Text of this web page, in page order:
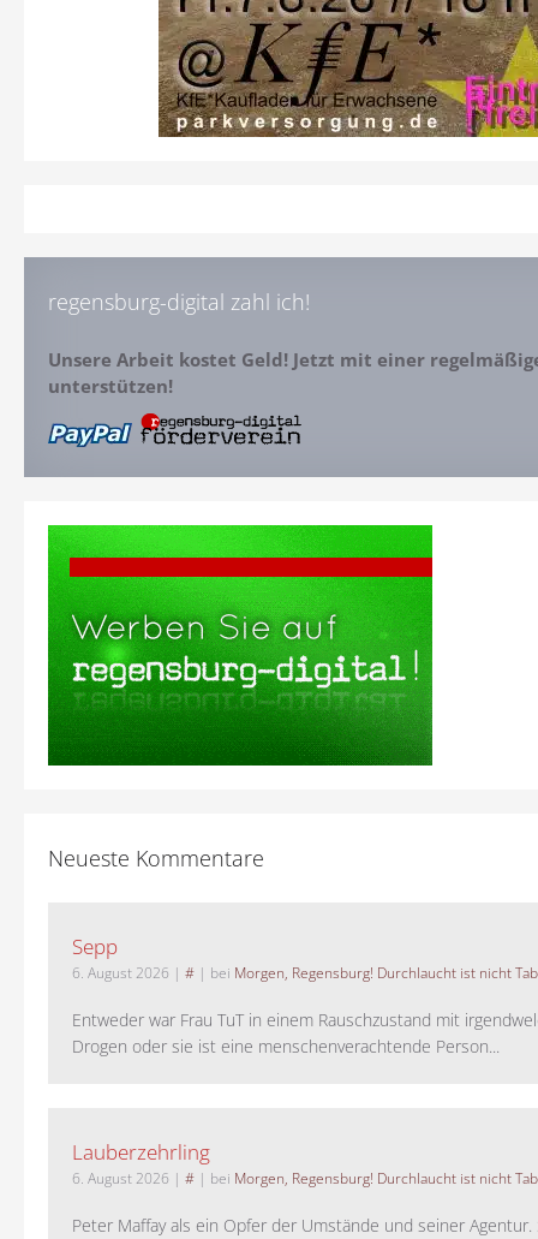
regensburg-digital zahl ich!
Unsere Arbeit kostet Geld! Jetzt mit einer
unterstützen!
Neueste Kommentare
Sepp
6. August 2026 | # | bei Morgen, Regensburg! Durchlaucht ist nicht
Entweder war Frau TuT in einem Rauschzustand mit
Drogen oder sie ist eine menschenverachtende Person...
Lauberzehrling
6. August 2026 | # | bei Morgen, Regensburg! Durchlaucht ist nicht
Peter Maffay als ein Opfer der Umstände und seiner Agentur.